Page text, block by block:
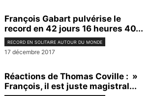
François Gabart pulvérise le
record en 42 jours 16 heures 40...
RECORD EN SOLITAIRE AUTOUR DU MONDE
17 décembre 2017
Réactions de Thomas Coville : »
François, il est juste magistral...